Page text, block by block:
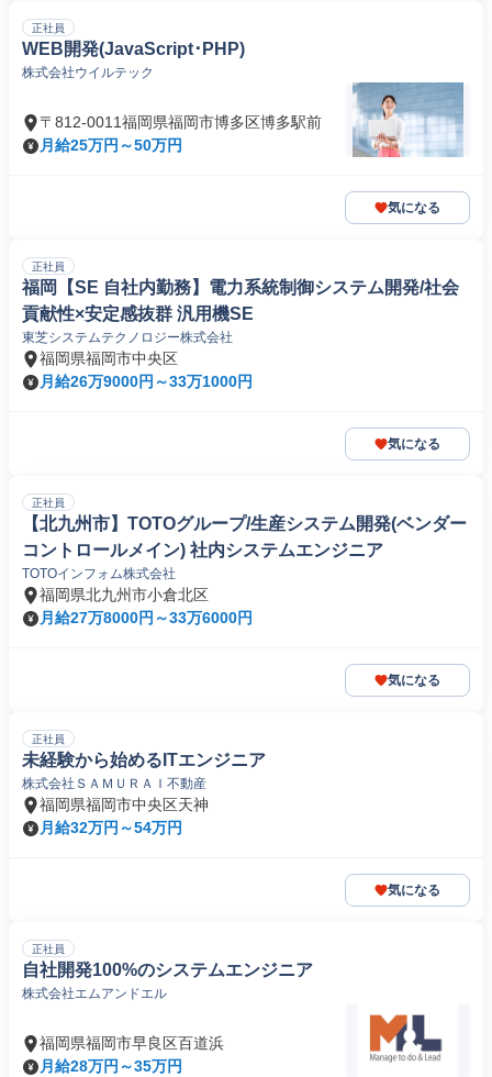
正社員
WEB開発(JavaScript･PHP)
株式会社ウイルテック
〒812-0011福岡県福岡市博多区博多駅前
月給25万円～50万円
気になる
正社員
福岡【SE 自社内勤務】電力系統制御システム開発/社会
貢献性×安定感抜群 汎用機SE
東芝システムテクノロジー株式会社
福岡県福岡市中央区
月給26万9000円～33万1000円
気になる
正社員
【北九州市】TOTOグループ/生産システム開発(ベンダー
コントロールメイン) 社内システムエンジニア
TOTOインフォム株式会社
福岡県北九州市小倉北区
月給27万8000円～33万6000円
気になる
正社員
未経験から始めるITエンジニア
株式会社ＳＡＭＵＲＡＩ不動産
福岡県福岡市中央区天神
月給32万円～54万円
気になる
正社員
自社開発100%のシステムエンジニア
株式会社エムアンドエル
福岡県福岡市早良区百道浜
月給28万円～35万円